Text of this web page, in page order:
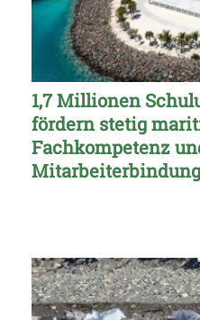
1,7 Millionen
fördern stetig
Fachkompetenz
Mitarbeiterbindung